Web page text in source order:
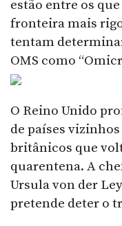
estão entre os
fronteira mais
tentam
OMS como
O Reino Unido
de países
britânicos que
quarentena. A
Ursula von der
pretende deter o